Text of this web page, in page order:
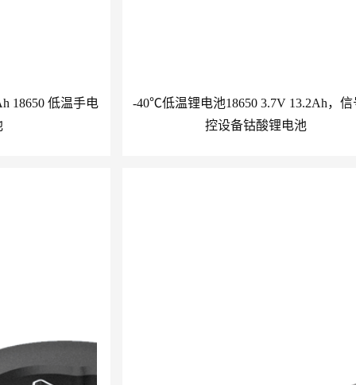
18650 低温手电
-40℃低温锂电池18650 3.7V 13.2Ah，信
控设备钴酸锂电池